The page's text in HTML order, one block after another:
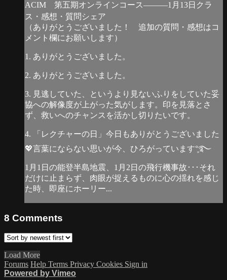
ACIM 第五期オンラインコース―――1月13日クラ
ス・感想・質問シェア
（ありがとうございました！ 追加の質問・感想はコ
メント欄にお願いします）
1. ありがとうございました。
2. ありがとうございました。
3. 見逃していた、というより見ないふりをしていた妥
協への解像度が上がった気がします。印を見落とさ
ず、救いへのチャンスを活かし切りたいです。
4. 「レクチャーの日」今日もありがとうございました
💖言葉にならない思いが今、ひろがっています°̥࿐
1月1日の能登半島地震、1月2日の飛行機事故･･･それ
だけに止まらず、肉眼が捉えるものに心の揺れを感じ
た時、即座にホーリー...
8 Comments
Load More
Forums Help Terms Privacy Cookies Sign in
Powered by Vimeo